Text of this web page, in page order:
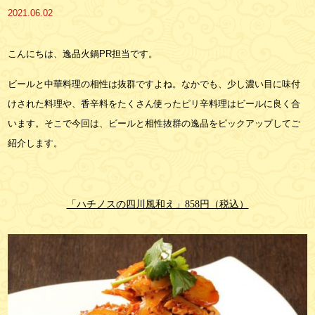
2021.06.02
こんにちは、逸品火鍋PR担当です。
ビールと中華料理の相性は抜群ですよね。なかでも、少し濃い目に味付
けされた料理や、香辛料をたくさん使ったピリ辛料理はビールに良く合
います。そこで今回は、ビールと相性抜群の逸品をピックアップしてご
紹介します。
「ハチノスの四川風和え」858円（税込）